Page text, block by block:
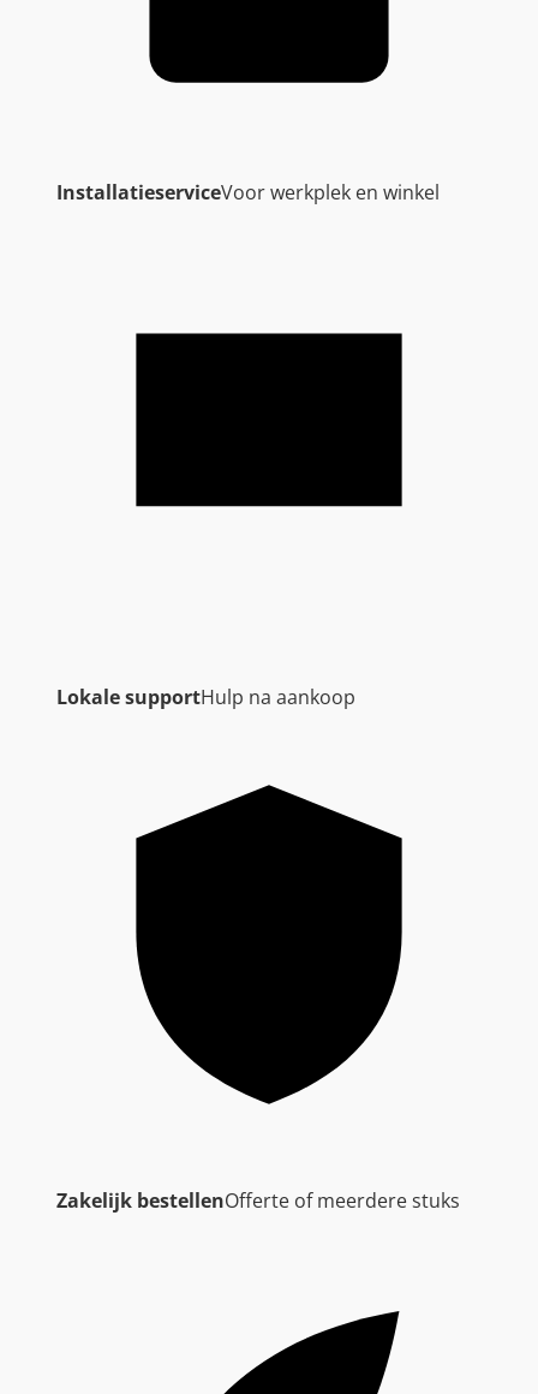
InstallatieserviceVoor werkplek en winkel
Lokale supportHulp na aankoop
Zakelijk bestellenOfferte of meerdere stuks